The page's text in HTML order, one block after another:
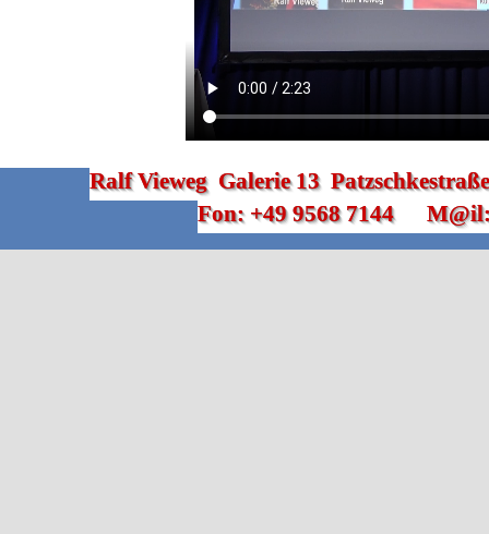
Fon: +49 9568 7144
Ralf Vieweg  Galerie 13